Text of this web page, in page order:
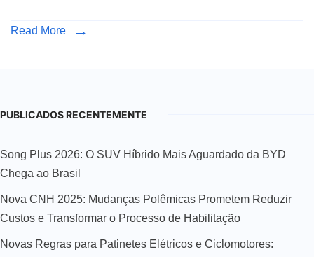
Read More
PUBLICADOS RECENTEMENTE
Song Plus 2026: O SUV Híbrido Mais Aguardado da BYD
Chega ao Brasil
Nova CNH 2025: Mudanças Polêmicas Prometem Reduzir
Custos e Transformar o Processo de Habilitação
Novas Regras para Patinetes Elétricos e Ciclomotores: